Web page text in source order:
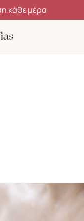
και αυτοφροντίδας